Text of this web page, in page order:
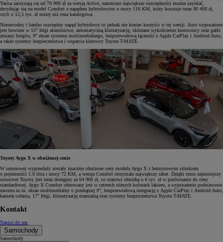
Yarisa zaczynają się od 79 900 zł za wersję Active, natomiast największe oszczędności można uzyskać,
decydując się na model Comfort z napędem hybrydowym o mocy 116 KM, który kosztuje teraz 90 400 zł,
czyli o 12,5 tys. zł mniej niż cena katalogowa.
Niezawodny i bardzo oszczędny napęd hybrydowy to jednak nie koniec korzyści w tej wersji. Auto wyposażone
jest bowiem w 15" felgi aluminiowe, automatyczną klimatyzację, skórzane wykończenie kierownicy oraz gałki
zmiany biegów, 9" ekran systemu multimedialnego, bezprzewodową łączność z Apple CarPlay i Android Auto,
a także systemy bezpieczeństwa i wsparcia kierowcy Toyota T-MATE.
Toyoty Aygo X w obniżonej cenie
W sezonowej wyprzedaży zostały znacznie obniżone ceny modelu Aygo X z benzynowym silnikiem
o pojemności 1.0 litra i mocy 72 KM, a wersja Comfort otrzymała największy rabat. Dzięki temu najmniejszy
crossover Toyoty jest teraz dostępny za 64 900 zł, co stanowi obniżkę o 6 tys. zł w porównaniu do ceny
standardowej. Aygo X Comfort oferowany jest w czterech różnych kolorach lakieru, a wyposażenie podstawowe
zawiera m.in. ekran multimedialny o przekątnej 9", bezprzewodową integrację z Apple CarPlay i Android Auto,
kamerę cofania, 17" felgi, klimatyzację manualną oraz systemy bezpieczeństwa Toyota T-MATE.
Kontakt
Napisz do nas
Samochody
Samochody